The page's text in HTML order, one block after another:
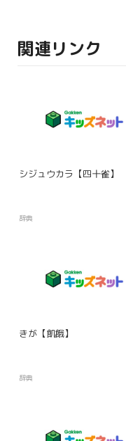
関連リンク
シジュウカラ【四十雀】
辞典
きが【飢餓】
辞典